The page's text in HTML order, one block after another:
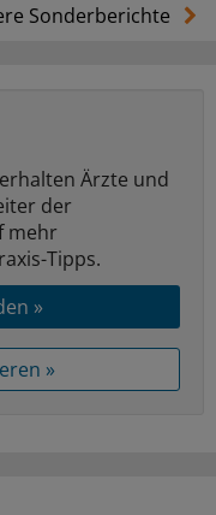
Sonderberichte
erhalten Ärzte und
der
mehr
Tipps.
»
»